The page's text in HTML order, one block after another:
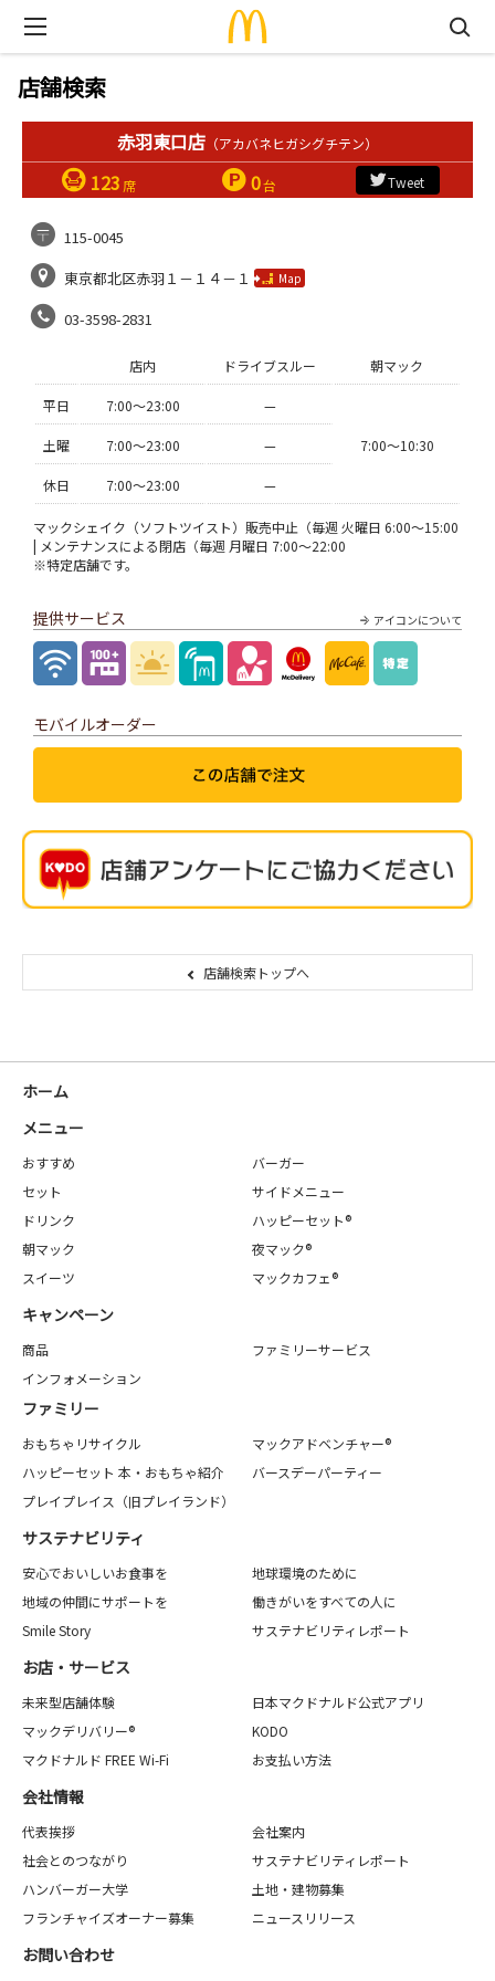
店舗検索
赤羽東口店 （アカバネヒガシグチテン）
123 席 0台 Tweet
115-0045
東京都北区赤羽１－１４－１
Map
03-3598-2831
店内 ドライブスルー 朝マック
平日 7:00〜23:00 —
7:00〜10:30
土曜 7:00〜23:00 —
休日 7:00〜23:00 —
マックシェイク（ソフトツイスト）販売中止（毎週 火曜日 6:00～15:00
| メンテナンスによる閉店（毎週 月曜日 7:00～22:00
※特定店舗です。
アイコンについて
提供サービス
モバイルオーダー
店舗検索トップへ
ホーム
メニュー
おすすめ
バーガー
セット
サイドメニュー
ドリンク
ハッピーセット®
朝マック
夜マック®
スイーツ
マックカフェ®
キャンペーン
商品
ファミリーサービス
インフォメーション
ファミリー
おもちゃリサイクル
マックアドベンチャー®
ハッピーセット 本・おもちゃ紹介
バースデーパーティー
プレイプレイス（旧プレイランド）
サステナビリティ
安心でおいしいお食事を
地球環境のために
地域の仲間にサポートを
働きがいをすべての人に
Smile Story
サステナビリティレポート
お店・サービス
未来型店舗体験
日本マクドナルド公式アプリ
マックデリバリー®
KODO
マクドナルド FREE Wi-Fi
お支払い方法
会社情報
代表挨拶
会社案内
社会とのつながり
サステナビリティレポート
ハンバーガー大学
土地・建物募集
フランチャイズオーナー募集
ニュースリリース
お問い合わせ